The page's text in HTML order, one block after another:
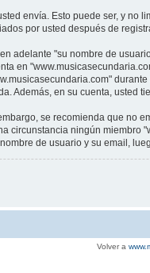
envía. Esto puede ser, y
por usted después de
adelante "su nombre de
en
Además, en su cuenta, usted
se recomienda que no
circunstancia ningún
de usuario y su email,
Volver a